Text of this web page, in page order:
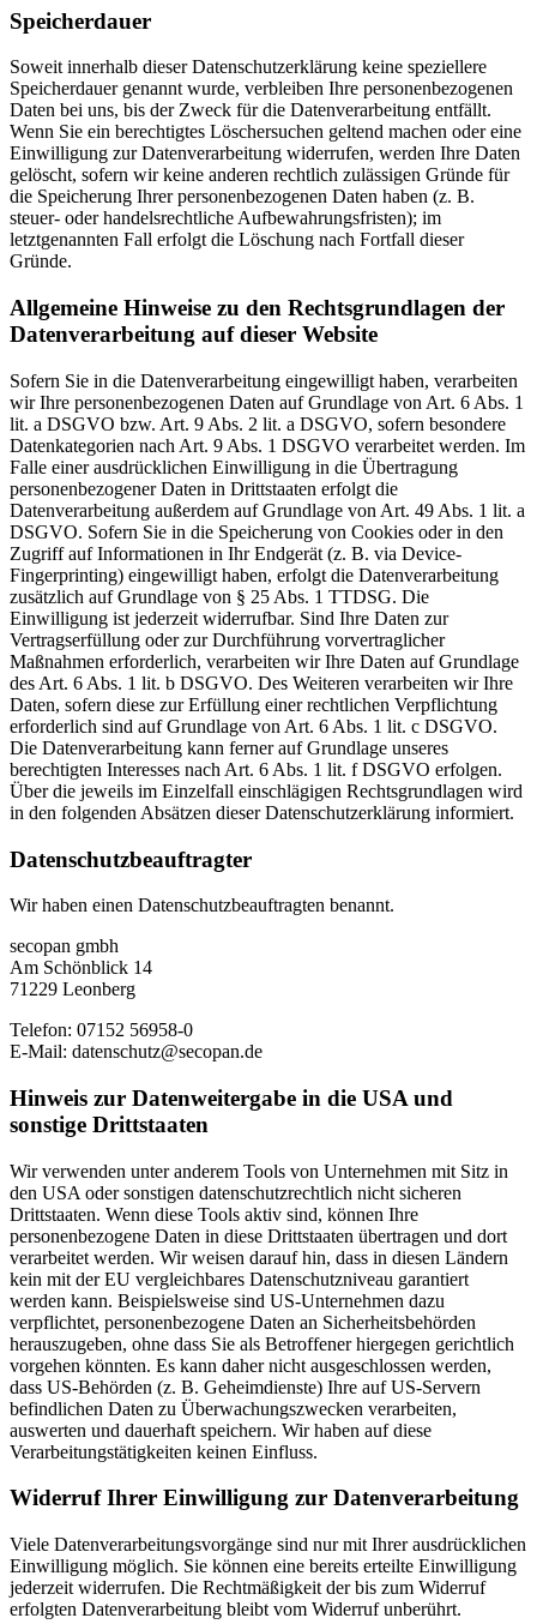
Speicherdauer
Soweit innerhalb dieser Datenschutzerklärung keine speziellere
Speicherdauer genannt wurde, verbleiben Ihre personenbezogenen
Daten bei uns, bis der Zweck für die Datenverarbeitung entfällt.
Wenn Sie ein berechtigtes Löschersuchen geltend machen oder eine
Einwilligung zur Datenverarbeitung widerrufen, werden Ihre Daten
gelöscht, sofern wir keine anderen rechtlich zulässigen Gründe für
die Speicherung Ihrer personenbezogenen Daten haben (z. B.
steuer- oder handelsrechtliche Aufbewahrungsfristen); im
letztgenannten Fall erfolgt die Löschung nach Fortfall dieser
Gründe.
Allgemeine Hinweise zu den Rechtsgrundlagen der
Datenverarbeitung auf dieser Website
Sofern Sie in die Datenverarbeitung eingewilligt haben, verarbeiten
wir Ihre personenbezogenen Daten auf Grundlage von Art. 6 Abs. 1
lit. a DSGVO bzw. Art. 9 Abs. 2 lit. a DSGVO, sofern besondere
Datenkategorien nach Art. 9 Abs. 1 DSGVO verarbeitet werden. Im
Falle einer ausdrücklichen Einwilligung in die Übertragung
personenbezogener Daten in Drittstaaten erfolgt die
Datenverarbeitung außerdem auf Grundlage von Art. 49 Abs. 1 lit. a
DSGVO. Sofern Sie in die Speicherung von Cookies oder in den
Zugriff auf Informationen in Ihr Endgerät (z. B. via Device-
Fingerprinting) eingewilligt haben, erfolgt die Datenverarbeitung
zusätzlich auf Grundlage von § 25 Abs. 1 TTDSG. Die
Einwilligung ist jederzeit widerrufbar. Sind Ihre Daten zur
Vertragserfüllung oder zur Durchführung vorvertraglicher
Maßnahmen erforderlich, verarbeiten wir Ihre Daten auf Grundlage
des Art. 6 Abs. 1 lit. b DSGVO. Des Weiteren verarbeiten wir Ihre
Daten, sofern diese zur Erfüllung einer rechtlichen Verpflichtung
erforderlich sind auf Grundlage von Art. 6 Abs. 1 lit. c DSGVO.
Die Datenverarbeitung kann ferner auf Grundlage unseres
berechtigten Interesses nach Art. 6 Abs. 1 lit. f DSGVO erfolgen.
Über die jeweils im Einzelfall einschlägigen Rechtsgrundlagen wird
in den folgenden Absätzen dieser Datenschutzerklärung informiert.
Datenschutz­beauftragter
Wir haben einen Datenschutzbeauftragten benannt.
secopan gmbh
Am Schönblick 14
71229 Leonberg
Telefon: 07152 56958-0
E-Mail: datenschutz@secopan.de
Hinweis zur Datenweitergabe in die USA und
sonstige Drittstaaten
Wir verwenden unter anderem Tools von Unternehmen mit Sitz in
den USA oder sonstigen datenschutzrechtlich nicht sicheren
Drittstaaten. Wenn diese Tools aktiv sind, können Ihre
personenbezogene Daten in diese Drittstaaten übertragen und dort
verarbeitet werden. Wir weisen darauf hin, dass in diesen Ländern
kein mit der EU vergleichbares Datenschutzniveau garantiert
werden kann. Beispielsweise sind US-Unternehmen dazu
verpflichtet, personenbezogene Daten an Sicherheitsbehörden
herauszugeben, ohne dass Sie als Betroffener hiergegen gerichtlich
vorgehen könnten. Es kann daher nicht ausgeschlossen werden,
dass US-Behörden (z. B. Geheimdienste) Ihre auf US-Servern
befindlichen Daten zu Überwachungszwecken verarbeiten,
auswerten und dauerhaft speichern. Wir haben auf diese
Verarbeitungstätigkeiten keinen Einfluss.
Widerruf Ihrer Einwilligung zur Datenverarbeitung
Viele Datenverarbeitungsvorgänge sind nur mit Ihrer ausdrücklichen
Einwilligung möglich. Sie können eine bereits erteilte Einwilligung
jederzeit widerrufen. Die Rechtmäßigkeit der bis zum Widerruf
erfolgten Datenverarbeitung bleibt vom Widerruf unberührt.